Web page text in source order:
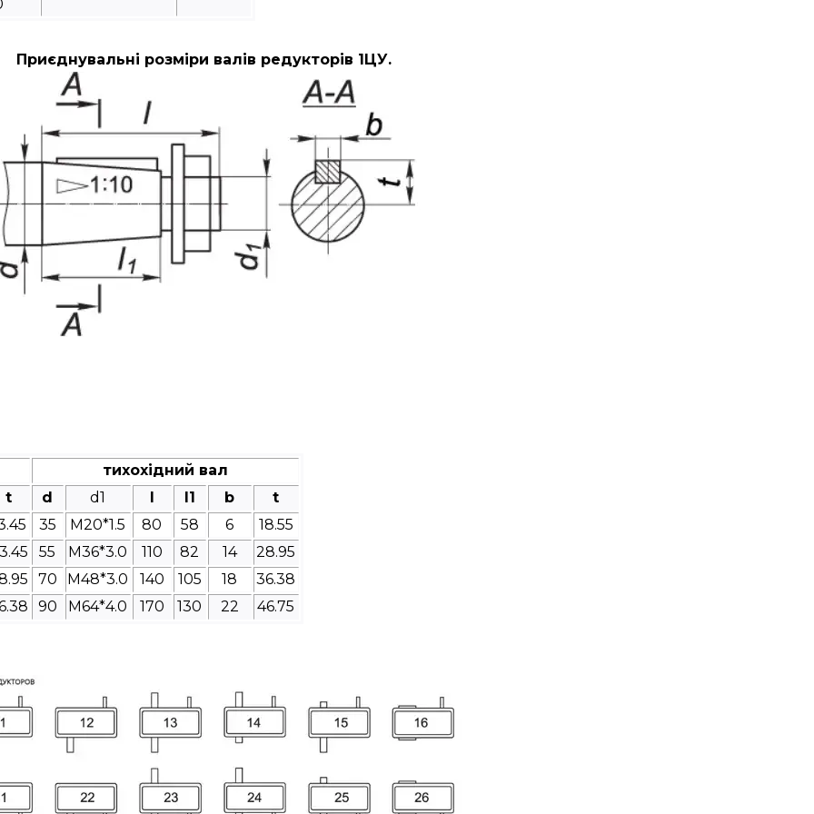
Приєднувальні розміри валів редукторів 1ЦУ.
тихохідний вал
t d d1 l1 b
t
35 M20*1.5 80 58 6
18.55
55 M36*3.0 110 82 14
28.95
70 M48*3.0 140 105 18
36.38
90 M64*4.0 170 130 22 46.75